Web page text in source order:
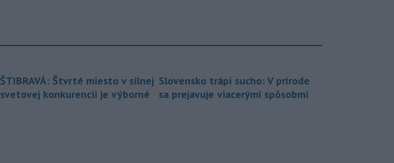
ŠTIBRAVÁ: Štvrté miesto v silnej
svetovej konkurencii je výborné
Slovensko trápi sucho: V prírode
sa prejavuje viacerými spôsobmi